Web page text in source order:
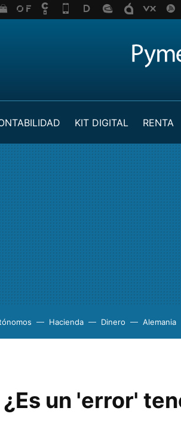
KIT DIGITAL RENTA
Hacienda Dinero Alemania
¿Es un 'error'